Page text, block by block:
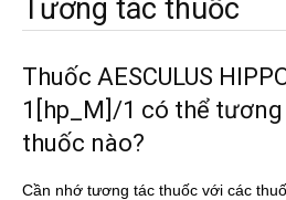
Tương tác thuốc
Thuốc AESCULUS
1[hp_M]/1 có thể
thuốc nào?
Cần nhớ tương tác thuốc với các